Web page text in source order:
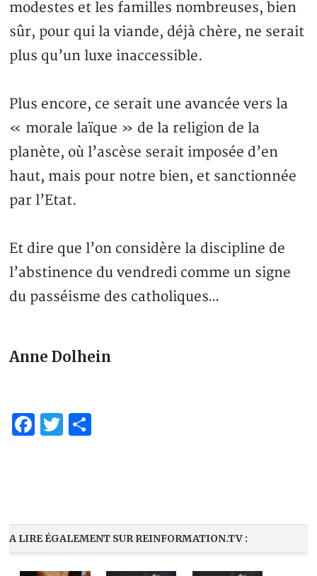
modestes et les familles nombreuses, bien
sûr, pour qui la viande, déjà chère, ne serait
plus qu’un luxe inaccessible.
Plus encore, ce serait une avancée vers la
« morale laïque » de la religion de la
planète, où l’ascèse serait imposée d’en
haut, mais pour notre bien, et sanctionnée
par l’Etat.
Et dire que l’on considère la discipline de
l’abstinence du vendredi comme un signe
du passéisme des catholiques…
Anne Dolhein
Facebook
Twitter
A LIRE ÉGALEMENT SUR REINFORMATION.TV :